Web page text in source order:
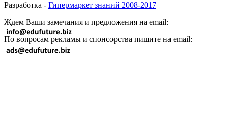
Разработка - Гипермаркет знаний 2008-2017
Ждем Ваши замечания и предложения на email:
По вопросам рекламы и спонсорства пишите на email: